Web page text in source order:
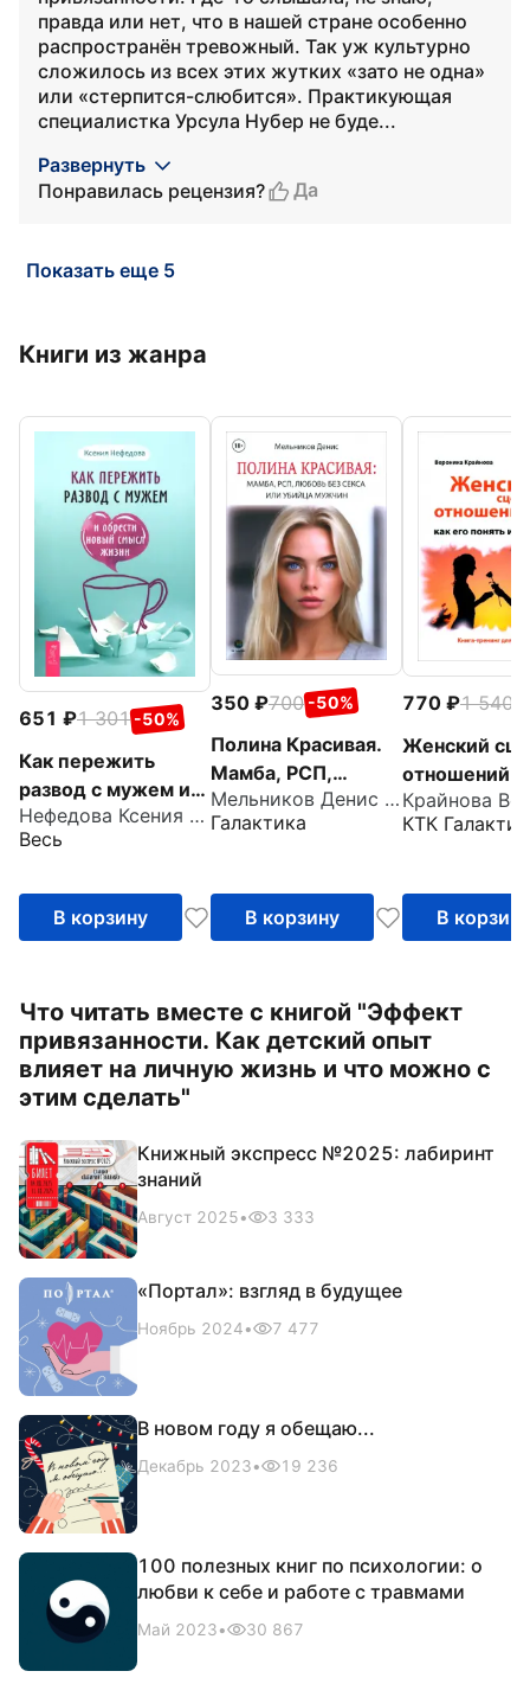
правда или нет, что в нашей стране особенно
распространён тревожный. Так уж культурно
сложилось из всех этих жутких «зато не одна»
или «стерпится-слюбится». Практикующая
специалистка Урсула Нубер не буде...
Развернуть
Понравилась рецензия?
Да
Показать еще 5
Книги из жанра
651 1 301 -50%
Как пережить
развод с мужем и
обрести новый
смысл жизни
Нефедова Ксения Леонидовна
Весь
В корзину
350 700 -50%
Полина Красивая.
Мамба, РСП,
любовь без секса,
или Убийца мужчин
Мельников Денис Андреевич
Галактика
В корзину
770 1 540
Женский
отношений.
понять и
Книга-
Крайнова
КТК
В корзину
Что читать вместе с книгой "Эффект
привязанности. Как детский опыт
влияет на личную жизнь и что можно с
этим сделать"
Книжный экспресс №2025: лабиринт
знаний
Август 2025• 3 333
«Портал»: взгляд в будущее
Ноябрь 2024• 7 477
В новом году я обещаю...
Декабрь 2023• 19 236
100 полезных книг по психологии: о
любви к себе и работе с травмами
Май 2023• 30 867